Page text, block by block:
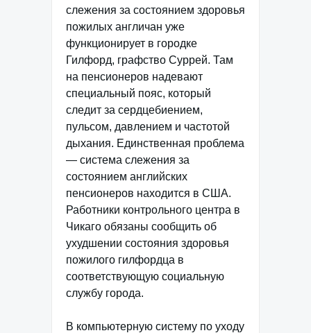
слежения за состоянием здоровья
пожилых англичан уже
функционирует в городке
Гилфорд, графство Суррей. Там
на пенсионеров надевают
специальный пояс, который
следит за сердцебиением,
пульсом, давлением и частотой
дыхания. Единственная проблема
— система слежения за
состоянием английских
пенсионеров находится в США.
Работники контрольного центра в
Чикаго обязаны сообщить об
ухудшении состояния здоровья
пожилого гилфордца в
соответствующую социальную
службу города.
В компьютерную систему по уходу